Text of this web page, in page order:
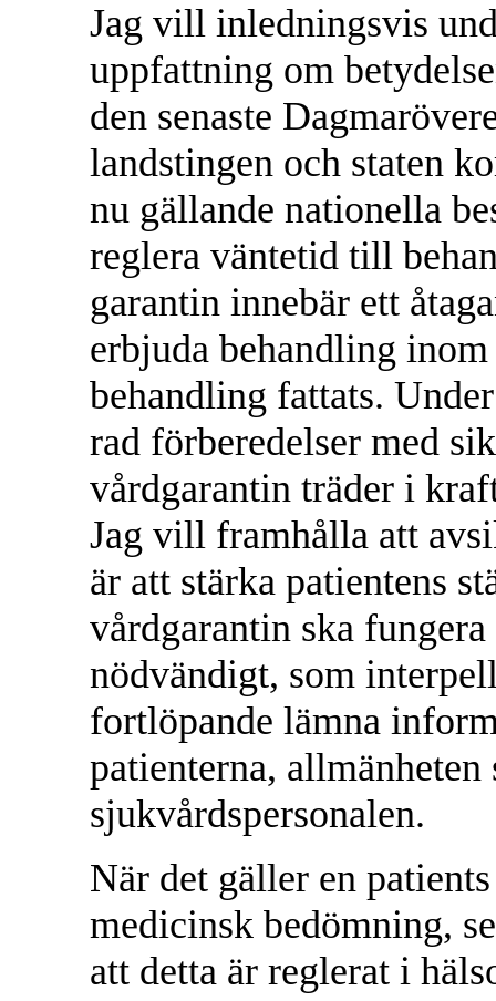
Jag vill inledningsvis
uppfattning om
den senaste
landstingen och staten
nu gällande nationella
reglera väntetid till
garantin innebär ett
erbjuda behandling
behandling fattats.
rad förberedelser med
vårdgarantin träder i
Jag vill framhålla att
är att stärka patientens
vårdgarantin ska
nödvändigt, som
fortlöpande lämna
patienterna, allmänheten
sjukvårdspersonalen.
När det gäller en
medicinsk bedömning,
att detta är reglerat i